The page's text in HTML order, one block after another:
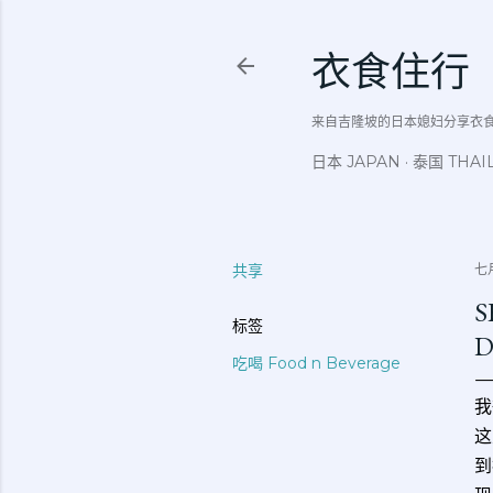
衣食住行
来自吉隆坡的日本媳妇分享
日本 JAPAN 泰国
共享
标签
吃喝 Food n Beverage
七